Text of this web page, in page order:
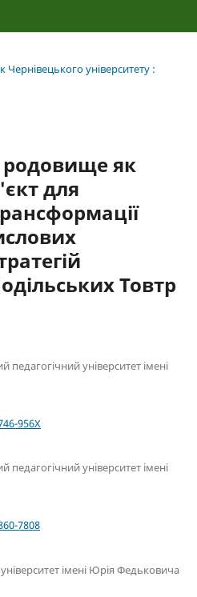
університету :
як
для
Товтр
університет імені
956X
університет імені
7808
імені Юрія Федьковича